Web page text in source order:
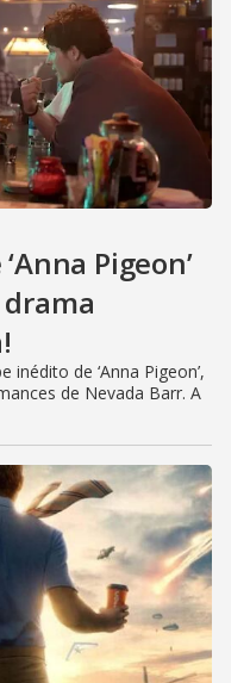
Pigeon’
inédito de ‘Anna Pigeon’,
de Nevada Barr. A